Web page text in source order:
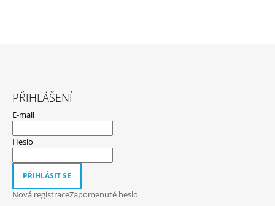
PŘIHLÁŠENÍ
E-mail
Heslo
PŘIHLÁSIT SE
Nová registraceZapomenuté heslo